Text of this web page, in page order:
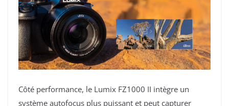
Côté performance, le Lumix FZ1000 II intègre un
système autofocus plus puissant et peut capturer